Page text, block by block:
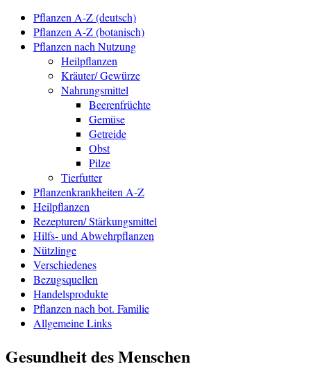
Pflanzen A-Z (deutsch)
Pflanzen A-Z (botanisch)
Pflanzen nach Nutzung
Heilpflanzen
Kräuter/ Gewürze
Nahrungsmittel
Beerenfrüchte
Gemüse
Getreide
Obst
Pilze
Tierfutter
Pflanzenkrankheiten A-Z
Heilpflanzen
Rezepturen/ Stärkungsmittel
Hilfs- und Abwehrpflanzen
Nützlinge
Verschiedenes
Bezugsquellen
Handelsprodukte
Pflanzen nach bot. Familie
Allgemeine Links
Gesundheit des Menschen